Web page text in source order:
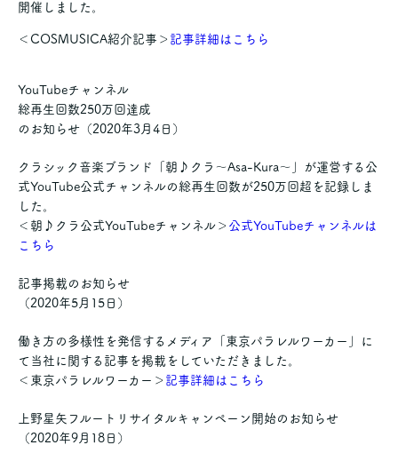
開催しました。
＜COSMUSICA紹介記事＞ 記事詳細はこちら
YouTubeチャンネル
総再生回数250万回達成
のお知らせ （2020年3月4日）
クラシック音楽ブランド「朝♪クラ～Asa-Kura～」が運営する公
式YouTube公式チャンネルの総再生回数が250万回超を記録しま
した。
＜朝♪クラ公式YouTubeチャンネル＞ 公式YouTubeチャンネルは
こちら
記事掲載のお知らせ
（2020年5月15日）
働き方の多様性を発信するメディア「東京パラレルワーカー」に
て当社に関する記事を掲載をしていただきました。
＜東京パラレルワーカー＞ 記事詳細はこちら
上野星矢フルートリサイタルキャンペーン開始のお知らせ
（2020年9月18日）